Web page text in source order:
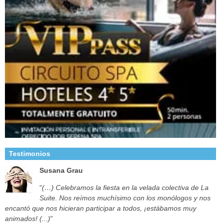
Testimonios
Susana Grau
"(…) Celebramos la fiesta en la velada colectiva de La
Suite. Nos reímos muchísimo con los monólogos y nos
encantó que nos hicieran participar a todos, ¡estábamos muy
animados! (...)"